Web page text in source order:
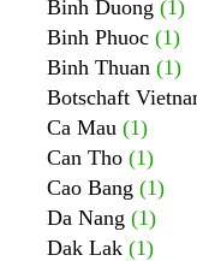
Binh Duong (1)
Binh Phuoc (1)
Binh Thuan (1)
Botschaft
Ca Mau (1)
Can Tho (1)
Cao Bang (1)
Da Nang (1)
Dak Lak (1)